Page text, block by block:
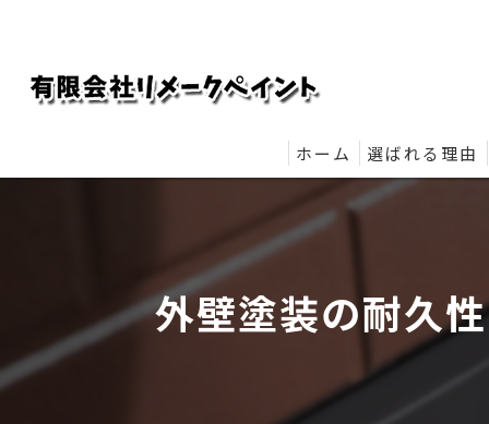
ホーム 選ばれる理由
外壁塗装の耐久